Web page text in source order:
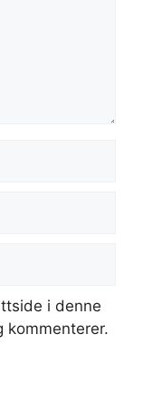
i denne
kommenterer.